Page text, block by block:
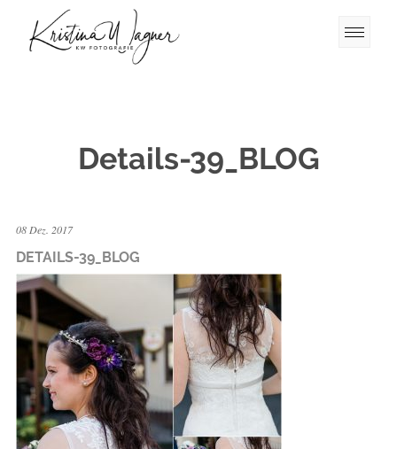
Details-39_BLOG
08 Dez. 2017
DETAILS-39_BLOG